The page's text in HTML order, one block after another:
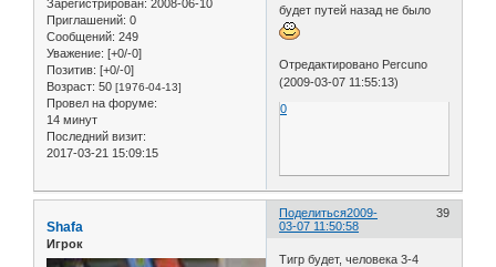
Зарегистрирован: 2008-06-10
Приглашений: 0
Сообщений: 249
Уважение: [+0/-0]
Позитив: [+0/-0]
Возраст: 50 [1976-04-13]
Провел на форуме:
14 минут
Последний визит:
2017-03-21 15:09:15
будет путей назад не было
Отредактировано Percuno
(2009-03-07 11:55:13)
0
Поделиться 39
2009-
03-07 11:50:58
Shafa
Игрок
Тигр будет, человека 3-4